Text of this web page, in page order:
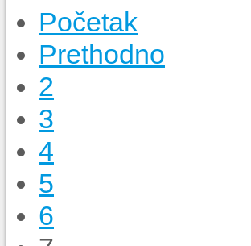
Početak
Prethodno
2
3
4
5
6